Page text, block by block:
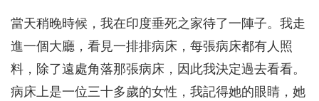
當天稍晚時候，我在印度垂死之家待了一陣子。我走
進一個大廳，看見一排排病床，每張病床都有人照
料，除了遠處角落那張病床，因此我決定過去看看。
病床上是一位三十多歲的女性，我記得她的眼睛，她